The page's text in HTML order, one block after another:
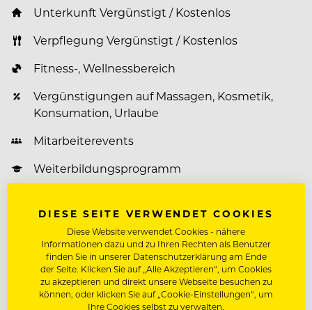
Unterkunft Vergünstigt / Kostenlos
Verpflegung Vergünstigt / Kostenlos
Fitness-, Wellnessbereich
Vergünstigungen auf Massagen, Kosmetik,
Konsumation, Urlaube
Mitarbeiterevents
Weiterbildungsprogramm
Über Vivea Hotel - Bad Traunstein
Die renommierten Vivea 4* Hotels sind seit mehr
als 30 Jahren ein nicht nur in der
Gesundheitsbranche bekanntes familiengeführtes
DIESE SEITE VERWENDET COOKIES
Diese Website verwendet Cookies - nähere
Informationen dazu und zu Ihren Rechten als Benutzer
finden Sie in unserer Datenschutzerklärung am Ende
der Seite. Klicken Sie auf „Alle Akzeptieren“, um Cookies
zu akzeptieren und direkt unsere Webseite besuchen zu
können, oder klicken Sie auf „Cookie-Einstellungen“, um
Ihre Cookies selbst zu verwalten.